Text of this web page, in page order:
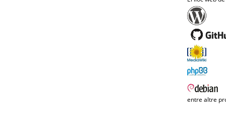
entre altre